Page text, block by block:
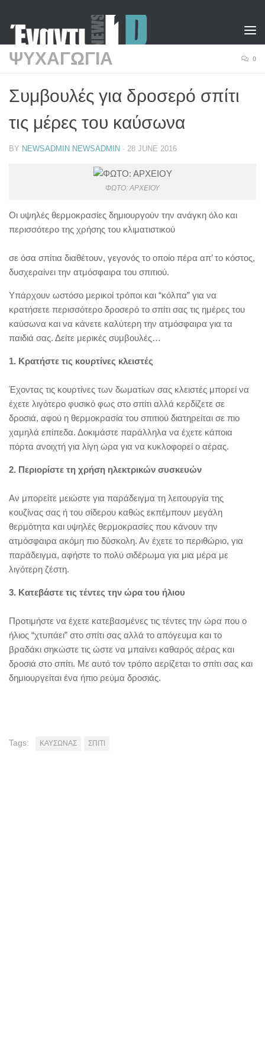
ΨΥΧΑΓΩΓΙΑ 0
Συμβουλές για δροσερό σπίτι
τις μέρες του καύσωνα
BY NEWSADMIN NEWSADMIN · 28 JUNE 2016
ΦΩΤΟ: ΑΡΧΕΙΟΥ
Οι υψηλές θερμοκρασίες δημιουργούν την ανάγκη όλο και
περισσότερο της χρήσης του κλιματιστικού
σε όσα σπίτια διαθέτουν, γεγονός το οποίο πέρα απ’ το κόστος,
δυσχεραίνει την ατμόσφαιρα του σπιτιού.
Υπάρχουν ωστόσο μερικοί τρόποι και “κόλπα” για να
κρατήσετε περισσότερο δροσερό το σπίτι σας τις ημέρες του
καύσωνα και να κάνετε καλύτερη την ατμόσφαιρα για τα
παιδιά σας. Δείτε μερικές συμβουλές…
1. Κρατήστε τις κουρτίνες κλειστές
Έχοντας τις κουρτίνες των δωματίων σας κλειστές μπορεί να
έχετε λιγότερο φυσικό φως στο σπίτι αλλά κερδίζετε σε
δροσιά, αφού η θερμοκρασία του σπιτιού διατηρείται σε πιο
χαμηλά επίπεδα. Δοκιμάστε παράλληλα να έχετε κάποια
πόρτα ανοιχτή για λίγη ώρα για να κυκλοφορεί ο αέρας.
2. Περιορίστε τη χρήση ηλεκτρικών συσκευών
Αν μπορείτε μειώστε για παράδειγμα τη λειτουργία της
κουζίνας σας ή του σίδερου καθώς εκπέμπουν μεγάλη
θερμότητα και υψηλές θερμοκρασίες που κάνουν την
ατμόσφαιρα ακόμη πιο δύσκολη. Αν έχετε το περιθώριο, για
παράδειγμα, αφήστε το πολύ σιδέρωμα για μια μέρα με
λιγότερη ζέστη.
3. Κατεβάστε τις τέντες την ώρα του ήλιου
Προτιμήστε να έχετε κατεβασμένες τις τέντες την ώρα που ο
ήλιος “χτυπάει” στο σπίτι σας αλλά το απόγευμα και το
βραδάκι σηκώστε τις ώστε να μπαίνει καθαρός αέρας και
δροσιά στο σπίτι. Με αυτό τον τρόπο αερίζεται το σπίτι σας και
δημιουργείται ένα ήπιο ρεύμα δροσιάς.
Tags: ΚΑΥΣΩΝΑΣ ΣΠΙΤΙ